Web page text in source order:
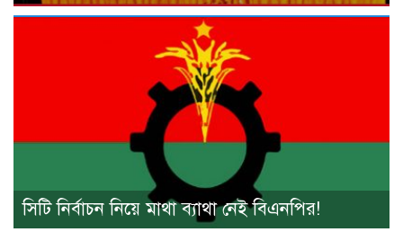
সিটি নির্বাচন নিয়ে মাথা ব্যাথা নেই বিএনপির!